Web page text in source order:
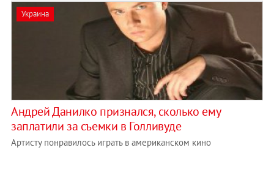
Украина
Андрей Данилко признался, сколько ему
заплатили за съемки в Голливуде
Артисту понравилось играть в американском кино